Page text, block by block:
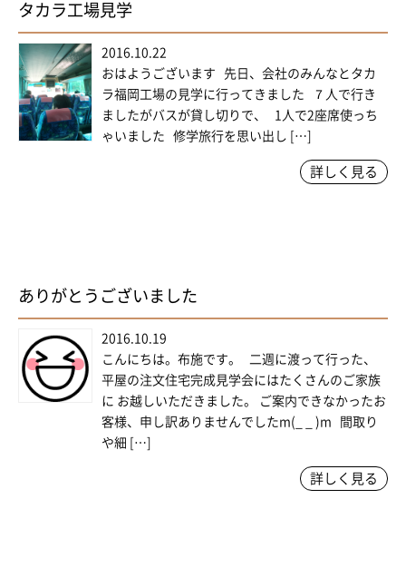
タカラ工場見学
2016.10.22
おはようございます 先日、会社のみんなとタカ
ラ福岡工場の見学に行ってきました ７人で行き
ましたがバスが貸し切りで、 1人で2座席使っち
ゃいました 修学旅行を思い出し […]
詳しく見る
ありがとうございました
2016.10.19
こんにちは。布施です。 二週に渡って行った、
平屋の注文住宅完成見学会にはたくさんのご家族
に お越しいただきました。 ご案内できなかったお
客様、申し訳ありませんでしたm(_ _ )m 間取り
や細 […]
詳しく見る